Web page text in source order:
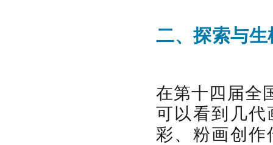
二、探索与
在第十四届全
可以看到几代
彩、粉画创